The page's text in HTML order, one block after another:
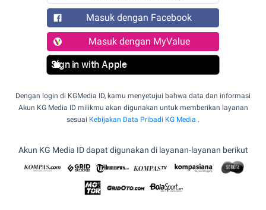
Masuk dengan Facebook
Masuk dengan MyValue
Sign in with Apple
Dengan login di KGMedia ID, kamu menyetujui bahwa data dan informasi
Akun KG Media ID milikmu akan digunakan untuk memberikan layanan
sesuai Kebijakan Data Pribadi KG Media .
Akun KG Media ID dapat digunakan di layanan-layanan berikut